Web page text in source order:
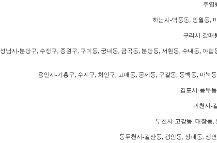
주엽
하남시-덕풍동, 망월동,
구리시-갈매
성남시-분당구, 수정구, 중원구, 구미동, 궁내동, 금곡동, 분당동, 서현동, 수내동, 야
용인시-기흥구, 수지구, 처인구, 고매동, 공세동, 구갈동, 동백동, 마북
김포시-풍무
과천시-
부천시-고강동, 대장동,
동두천시-걸산동, 광암동, 상패동, 생